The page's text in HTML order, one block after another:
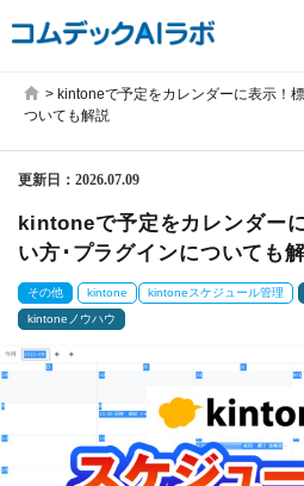
> kintoneで予定をカレンダーに表示！
ついても解説
更新日： 2026.07.09
kintoneで予定をカレンダー
い方･プラグインについても
その他 kintone kintoneスケジュール管理
kintoneノウハウ